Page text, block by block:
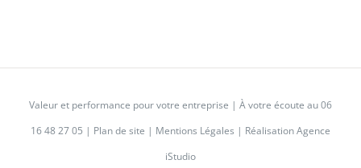
Valeur et performance pour votre entreprise | À votre écoute au06
16 48 27 05 | Plan de site | Mentions Légales | Réalisation Agence
iStudio